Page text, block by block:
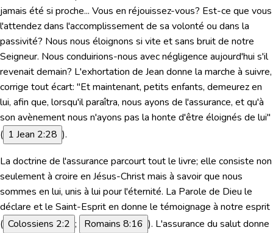
jamais été si proche... Vous en réjouissez-vous? Est-ce que vous
l'attendez dans l'accomplissement de sa volonté ou dans la
passivité? Nous nous éloignons si vite et sans bruit de notre
Seigneur. Nous conduirions-nous avec négligence aujourd'hui s'il
revenait demain? L'exhortation de Jean donne la marche à suivre,
corrige tout écart: "Et maintenant, petits enfants, demeurez en
lui, afin que, lorsqu'il paraîtra, nous ayons de l'assurance, et qu'à
son avènement nous n'ayons pas la honte d'être éloignés de lui"
( 1 Jean 2:28 ).
La doctrine de l'assurance parcourt tout le livre; elle consiste non
seulement à croire en Jésus-Christ mais à savoir que nous
sommes en lui, unis à lui pour l'éternité. La Parole de Dieu le
déclare et le Saint-Esprit en donne le témoignage à notre esprit
( Colossiens 2:2 ; Romains 8:16 ). L'assurance du salut donne